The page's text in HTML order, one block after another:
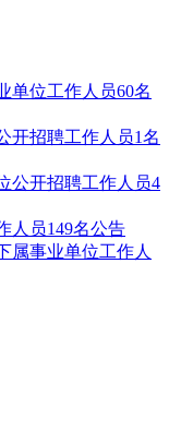
单位工作人员60名
开招聘工作人员1名
公开招聘工作人员4
人员149名公告
属事业单位工作人